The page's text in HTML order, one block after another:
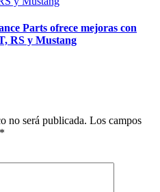
Parts ofrece mejoras con
RS y Mustang
no será publicada. Los campos
*